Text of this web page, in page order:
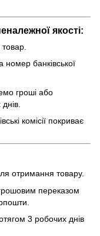
якості:
номер банківської
гроші або
комісії покриває
отримання товару.
переказом
3 робочих днів